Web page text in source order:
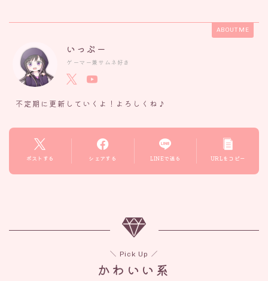
ABOUT ME
いっぷー
ゲーマー兼サムネ好き
不定期に更新していくよ！よろしくね♪
ポストする シェアする LINEで送る URLをコピー
＼ Pick Up ／
かわいい系